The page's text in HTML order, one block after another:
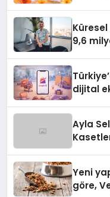
Küresel
9,6
dijital
Ayla
Yeni
göre,